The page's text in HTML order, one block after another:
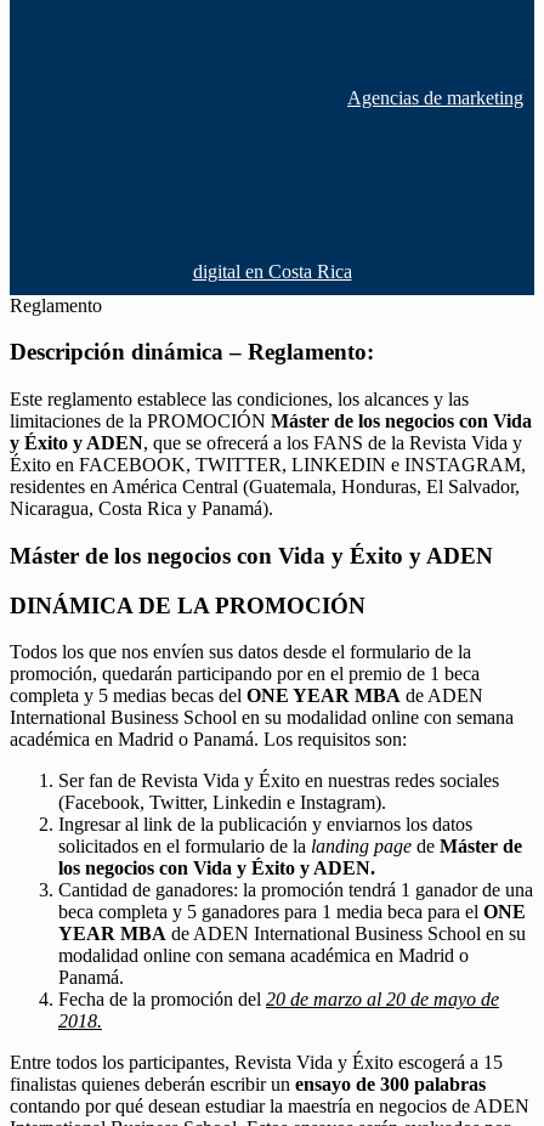
Agencias de marketing
digital en Costa Rica
Reglamento
Descripción dinámica – Reglamento:
Este reglamento establece las condiciones, los alcances y las
limitaciones de la PROMOCIÓN Máster de los negocios con Vida
y Éxito y ADEN, que se ofrecerá a los FANS de la Revista Vida y
Éxito en FACEBOOK, TWITTER, LINKEDIN e INSTAGRAM,
residentes en América Central (Guatemala, Honduras, El Salvador,
Nicaragua, Costa Rica y Panamá).
Máster de los negocios con Vida y Éxito y ADEN
DINÁMICA DE LA PROMOCIÓN
Todos los que nos envíen sus datos desde el formulario de la
promoción, quedarán participando por en el premio de 1 beca
completa y 5 medias becas del ONE YEAR MBA de ADEN
International Business School en su modalidad online con semana
académica en Madrid o Panamá. Los requisitos son:
Ser fan de Revista Vida y Éxito en nuestras redes sociales
(Facebook, Twitter, Linkedin e Instagram).
Ingresar al link de la publicación y enviarnos los datos
solicitados en el formulario de la landing page de Máster de
los negocios con Vida y Éxito y ADEN.
Cantidad de ganadores: la promoción tendrá 1 ganador de una
beca completa y 5 ganadores para 1 media beca para el ONE
YEAR MBA de ADEN International Business School en su
modalidad online con semana académica en Madrid o
Panamá.
Fecha de la promoción del 20 de marzo al 20 de mayo de
2018.
Entre todos los participantes, Revista Vida y Éxito escogerá a 15
finalistas quienes deberán escribir un ensayo de 300 palabras
contando por qué desean estudiar la maestría en negocios de ADEN